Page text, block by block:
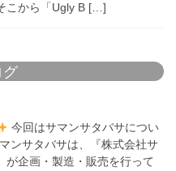
こから「Ugly B […]
グ
今回はサマンサタバサについ
ンサタバサは、『株式会社サ
が企画・製造・販売を行って